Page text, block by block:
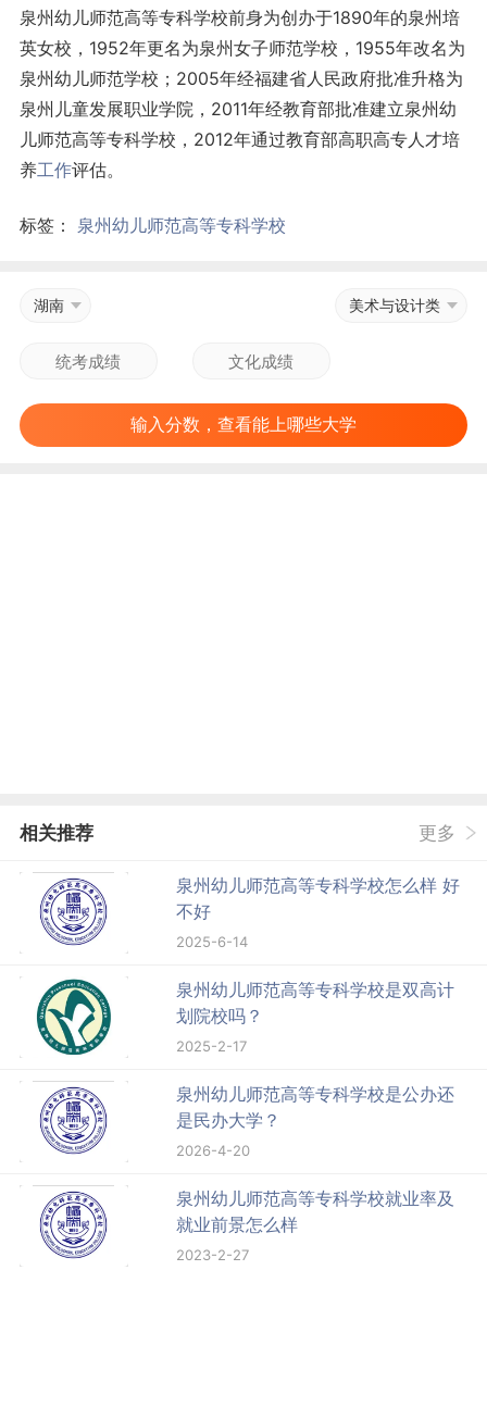
泉州幼儿师范高等专科学校前身为创办于1890年的泉州培
英女校，1952年更名为泉州女子师范学校，1955年改名为
泉州幼儿师范学校；2005年经福建省人民政府批准升格为
泉州儿童发展职业学院，2011年经教育部批准建立泉州幼
儿师范高等专科学校，2012年通过教育部高职高专人才培
养工作评估。
标签： 泉州幼儿师范高等专科学校
湖南 美术与设计类
输入分数，查看能上哪些大学
相关推荐 更多
泉州幼儿师范高等专科学校怎么样 好
不好
2025-6-14
泉州幼儿师范高等专科学校是双高计
划院校吗？
2025-2-17
泉州幼儿师范高等专科学校是公办还
是民办大学？
2026-4-20
泉州幼儿师范高等专科学校就业率及
就业前景怎么样
2023-2-27